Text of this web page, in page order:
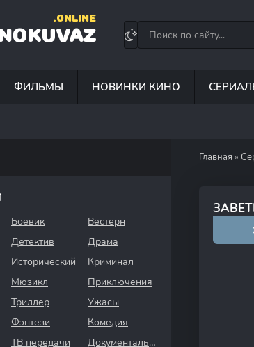
.ONLINE
ФИЛЬМЫ НОВИНКИ КИНО
Главная »
7.7
Боевик
Вестерн
Детектив
Драма
Исторический
Криминал
Мюзикл
Приключения
Триллер
Ужасы
Фэнтези
Комедия
ТВ передачи Документальный